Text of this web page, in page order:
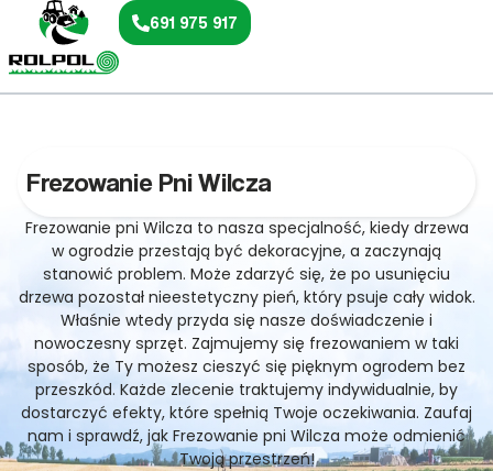
691 975 917
Frezowanie Pni Wilcza
Frezowanie pni Wilcza to nasza specjalność, kiedy drzewa
w ogrodzie przestają być dekoracyjne, a zaczynają
stanowić problem. Może zdarzyć się, że po usunięciu
drzewa pozostał nieestetyczny pień, który psuje cały widok.
Właśnie wtedy przyda się nasze doświadczenie i
nowoczesny sprzęt. Zajmujemy się frezowaniem w taki
sposób, że Ty możesz cieszyć się pięknym ogrodem bez
przeszkód. Każde zlecenie traktujemy indywidualnie, by
dostarczyć efekty, które spełnią Twoje oczekiwania. Zaufaj
nam i sprawdź, jak Frezowanie pni Wilcza może odmienić
Twoją przestrzeń!